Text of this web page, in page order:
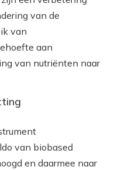
van de
van
aan
van nutriënten naar
van biobased
en daarmee naar